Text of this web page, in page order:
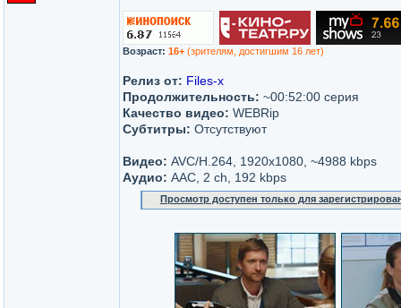
Возраст: 16+ (зрителям, достигшим 16 лет)
Релиз от: Files-x
Продолжительность: ~00:52:00 серия
Качество видео: WEBRip
Субтитры: Отсутствуют
Видео: AVC/H.264, 1920x1080, ~4988 kbps
Аудио: AAC, 2 ch, 192 kbps
Просмотр доступен только для